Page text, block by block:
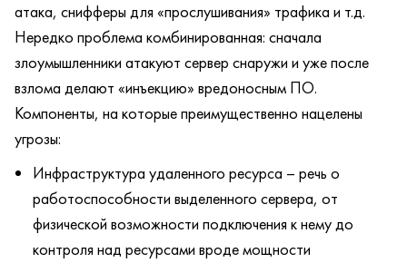
атака, снифферы для «прослушивания» трафика и т.д.
Нередко проблема комбинированная: сначала
злоумышленники атакуют сервер снаружи и уже после
взлома делают «инъекцию» вредоносным ПО.
Компоненты, на которые преимущественно нацелены
угрозы:
Инфраструктура удаленного ресурса – речь о
работоспособности выделенного сервера, от
физической возможности подключения к нему до
контроля над ресурсами вроде мощности